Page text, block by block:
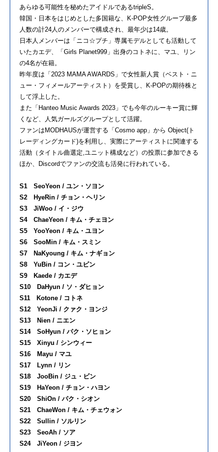
あらゆる可能性を秘めたアイドルであるtripleS。
韓国・日本をはじめとした多国籍な、K-POP女性グループ最多
人数の計24人のメンバーで構成され、最年少は14歳。
日本人メンバーは「ニコ☆プチ」専属モデルとしても活動して
いたカエデ、「Girls Planet999」出身のコトネに、マユ、リン
の4名が在籍。
昨年度は「2023 MAMA AWARDS」で女性新人賞（ベスト・ニ
ュー・フィメールアーティスト）を受賞し、K-POPの期待株と
して浮上した。
また「Hanteo Music Awards 2023」でも今年のルーキー賞に輝
くなど、人気ガールズグループとして活躍。
ファンはMODHAUSが運営する「Cosmo app」から Object(ト
レーディングカード)を利用し、実際にアーティストに関連する
活動（タイトル曲選定,ユニット構成など）の投票に参加できる
ほか、Discordでファンの交流も活発に行われている。
S1 SeoYeon / ユン・ソヨン
S2 HyeRin / チョン・ヘリン
S3 JiWoo / イ・ジウ
S4 ChaeYeon / キム・チェヨン
S5 YooYeon / キム・ユヨン
S6 SooMin / キム・スミン
S7 NaKyoung / キム・ナギョン
S8 YuBin / コン・ユビン
S9 Kaede / カエデ
S10 DaHyun / ソ・ダヒョン
S11 Kotone / コトネ
S12 YeonJi / クァク・ヨンジ
S13 Nien / ニエン
S14 SoHyun / パク・ソヒョン
S15 Xinyu / シンウィー
S16 Mayu / マユ
S17 Lynn / リン
S18 JooBin / ジュ・ビン
S19 HaYeon / チョン・ハヨン
S20 ShiOn / パク・シオン
S21 ChaeWon / キム・チェウォン
S22 Sullin / ソルリン
S23 SeoAh / ソア
S24 JiYeon / ジヨン